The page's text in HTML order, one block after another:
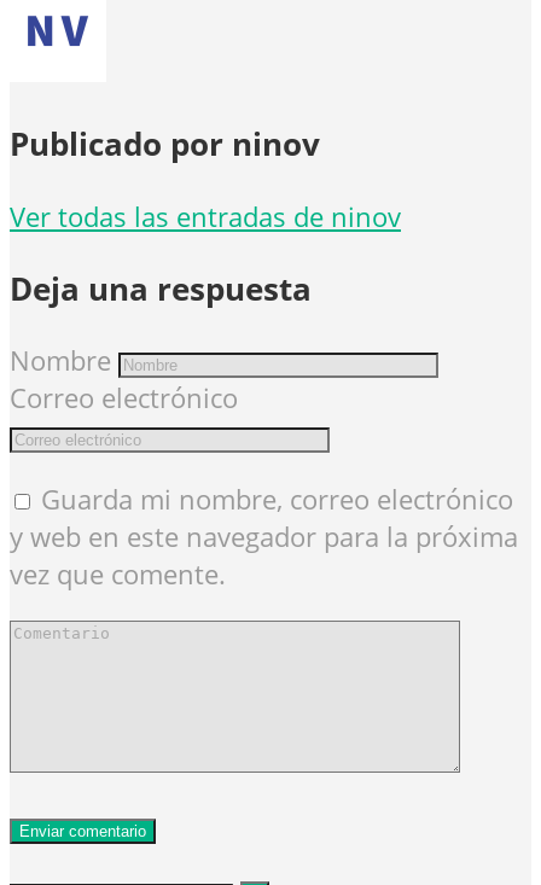
Publicado por ninov
Ver todas las entradas de ninov
Deja una respuesta
Nombre
Correo electrónico
Guarda mi nombre, correo electrónico
y web en este navegador para la próxima
vez que comente.